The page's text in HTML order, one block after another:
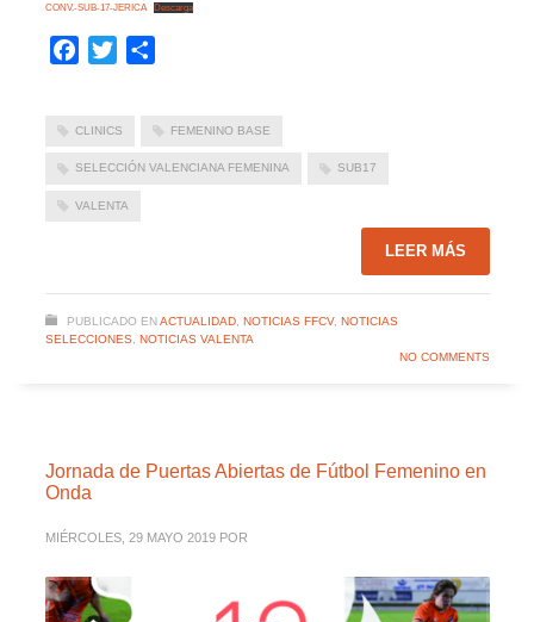
CONV.-SUB-17-JERICA Descarga
Facebook
Twitter
CLINICS FEMENINO BASE
SELECCIÓN VALENCIANA FEMENINA SUB17
VALENTA
LEER MÁS
PUBLICADO EN ACTUALIDAD, NOTICIAS FFCV, NOTICIAS
SELECCIONES, NOTICIAS VALENTA
NO COMMENTS
Jornada de Puertas Abiertas de Fútbol Femenino en
Onda
MIÉRCOLES, 29 MAYO 2019 POR